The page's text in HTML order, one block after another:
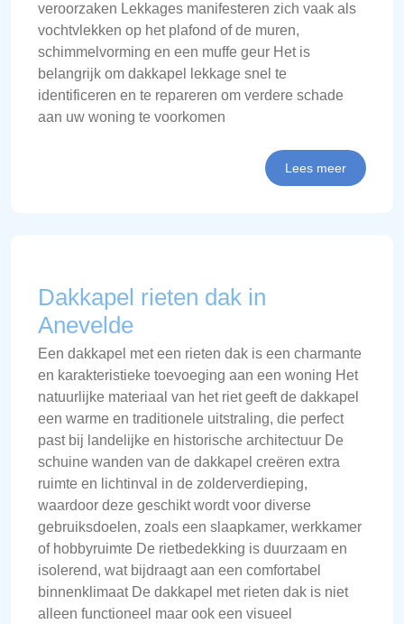
veroorzaken Lekkages manifesteren zich vaak als
vochtvlekken op het plafond of de muren,
schimmelvorming en een muffe geur Het is
belangrijk om dakkapel lekkage snel te
identificeren en te repareren om verdere schade
aan uw woning te voorkomen
Lees meer
Dakkapel rieten dak in
Anevelde
Een dakkapel met een rieten dak is een charmante
en karakteristieke toevoeging aan een woning Het
natuurlijke materiaal van het riet geeft de dakkapel
een warme en traditionele uitstraling, die perfect
past bij landelijke en historische architectuur De
schuine wanden van de dakkapel creëren extra
ruimte en lichtinval in de zolderverdieping,
waardoor deze geschikt wordt voor diverse
gebruiksdoelen, zoals een slaapkamer, werkkamer
of hobbyruimte De rietbedekking is duurzaam en
isolerend, wat bijdraagt aan een comfortabel
binnenklimaat De dakkapel met rieten dak is niet
alleen functioneel maar ook een visueel